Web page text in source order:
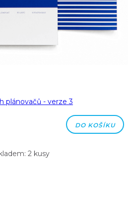
plánovačů - verze 3
DO KOŠÍKU
2 kusy